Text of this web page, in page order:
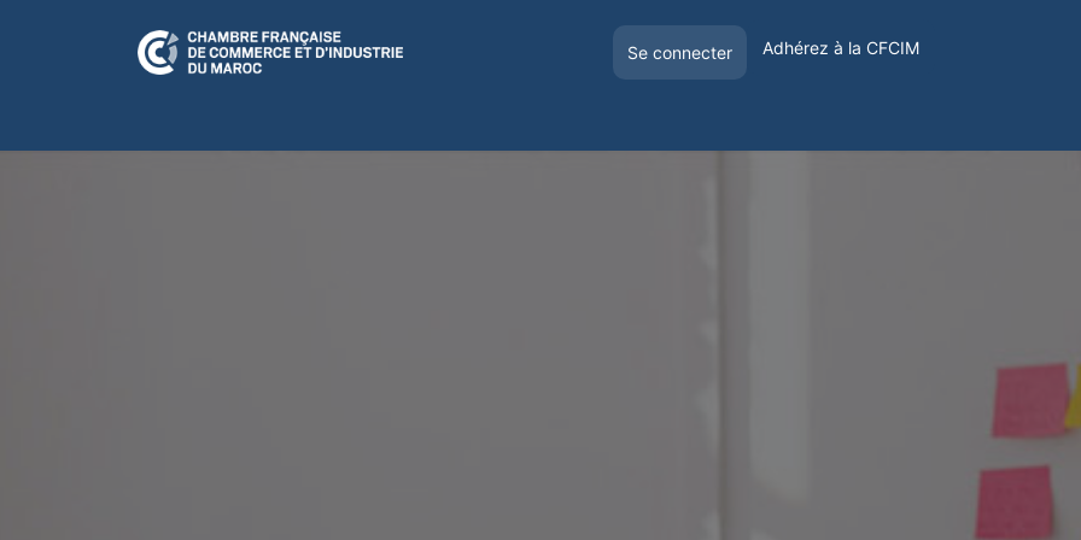
Se connecter
Adhérez à la CFCIM